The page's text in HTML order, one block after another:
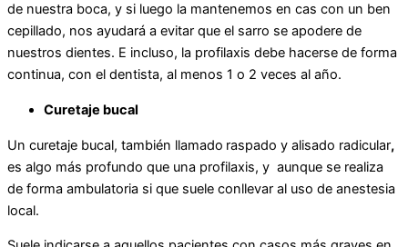
de nuestra boca, y si luego la mantenemos en cas con un ben
cepillado, nos ayudará a evitar que el sarro se apodere de
nuestros dientes. E incluso, la profilaxis debe hacerse de forma
continua, con el dentista, al menos 1 o 2 veces al año.
Curetaje bucal
Un curetaje bucal, también llamado raspado y alisado radicular,
es algo más profundo que una profilaxis, y aunque se realiza
de forma ambulatoria si que suele conllevar al uso de anestesia
local.